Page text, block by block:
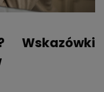
Wskazówki